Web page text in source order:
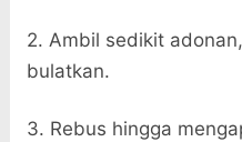
2. Ambil sedikit
bulatkan.
3. Rebus hingga